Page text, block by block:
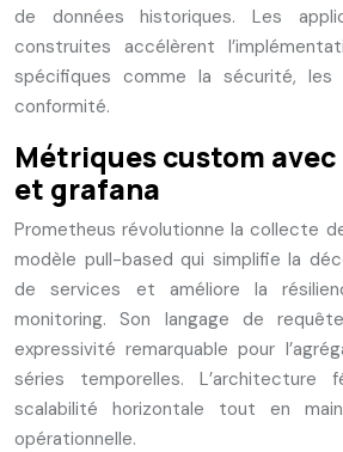
de données historiques. Les
construites accélèrent
spécifiques comme la sécurité, les
conformité.
Métriques custom
et grafana
Prometheus révolutionne la collecte
modèle pull-based qui simplifie la
de services et améliore la
monitoring. Son langage de
expressivité remarquable pour
séries temporelles. L’architecture
scalabilité horizontale tout en
opérationnelle.